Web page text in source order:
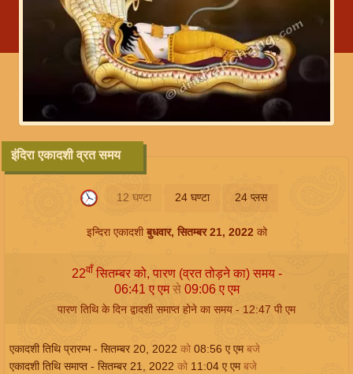
12 घण्टा 24 घण्टा 24 प्लस
इंदिरा एकादशी व्रत समय
इन्दिरा एकादशीबुधवार, सितम्बर 21, 2022 को
22वाँ सितम्बर को, पारण (व्रत तोड़ने का) समय -
06:41ए एम से 09:06 ए एम
पारण तिथि के दिन द्वादशी समाप्त होने का समय - 12:47 पी एम
एकादशी तिथि प्रारम्भ - सितम्बर 20, 2022 को 08:56 ए एम बजे
एकादशी तिथि समाप्त - सितम्बर 21, 2022 को 11:04 ए एम बजे